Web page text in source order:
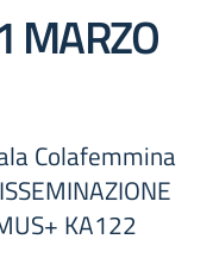
MARZO
Colafemmina
KA122